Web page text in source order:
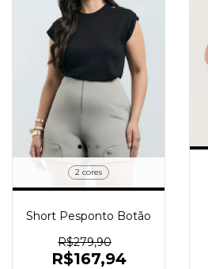
2 cores
Short Pesponto Botão
R$279,90
R$167,94